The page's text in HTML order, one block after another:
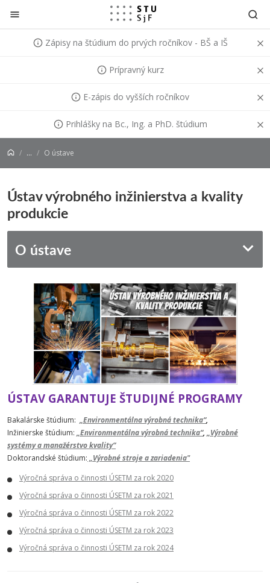
Prejsť na obsah
Zápisy na štúdium do prvých ročníkov - BŠ a IŠ
Prípravný kurz
E-zápis do vyšších ročníkov
Prihlášky na Bc., Ing. a PhD. štúdium
... O ústave
Ústav výrobného inžinierstva a kvality
produkcie
O ústave
ÚSTAV GARANTUJE ŠTUDIJNÉ PROGRAMY
Bakalárske štúdium: „Environmentálna výrobná technika“,
Inžinierske štúdium: „Environmentálna výrobná technika“, „Výrobné
systémy a manažérstvo kvality“
Doktorandské štúdium: „Výrobné stroje a zariadenia"
Výročná správa o činnosti ÚSETM za rok 2020
Výročná správa o činnosti ÚSETM za rok 2021
Výročná správa o činnosti ÚSETM za rok 2022
Výročná správa o činnosti ÚSETM za rok 2023
Výročná správa o činnosti ÚSETM za rok 2024